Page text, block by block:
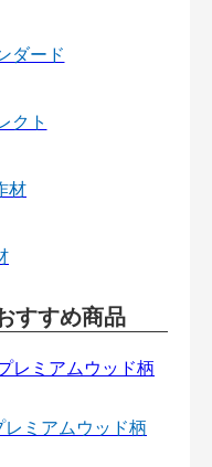
ダード
クト
材
すすめ商品
ミアムウッド柄